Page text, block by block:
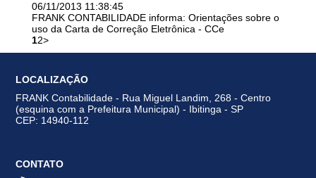
06/11/2013 11:38:45
FRANK CONTABILIDADE informa: Orientações sobre o
uso da Carta de Correção Eletrônica - CCe
12>
LOCALIZAÇÃO
FRANK Contabilidade - Rua Miguel Landim, 268 - Centro
(esquina com a Prefeitura Municipal) - Ibitinga - SP
CEP: 14940-112
CONTATO